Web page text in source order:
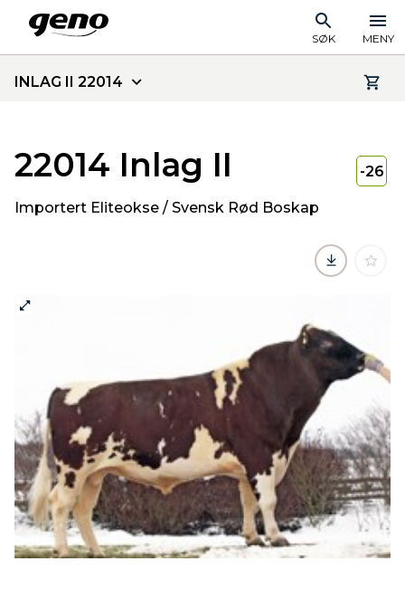
SØK MENY
INLAG II 22014
22014 Inlag II
Importert Eliteokse / Svensk Rød Boskap
-26